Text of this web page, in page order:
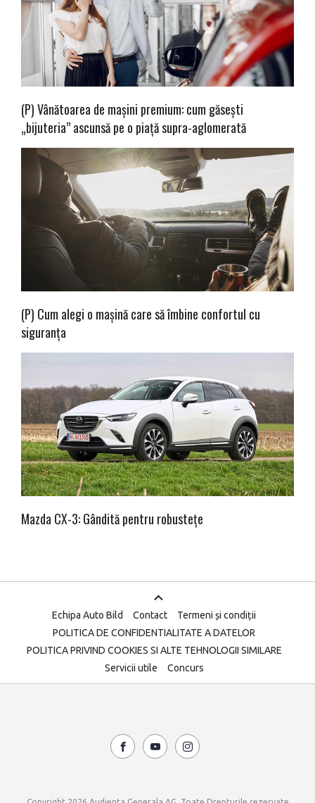
(P) Vânătoarea de mașini premium: cum găsești
„bijuteria” ascunsă pe o piață supra-aglomerată
(P) Cum alegi o mașină care să îmbine confortul cu
siguranța
Mazda CX-3: Gândită pentru robustețe
Echipa Auto Bild Contact
Termeni și condiții
POLITICA DE CONFIDENTIALITATE A DATELOR
POLITICA PRIVIND COOKIES SI ALTE TEHNOLOGII SIMILARE
Servicii utile
Concurs